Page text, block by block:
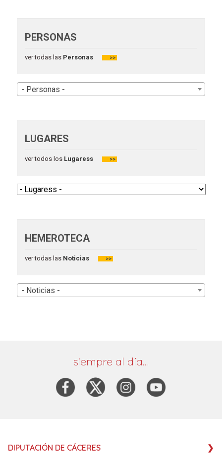
PERSONAS
ver todas lasPersonas >>
- Personas -
LUGARES
ver todos losLugaress >>
HEMEROTECA
ver todas lasNoticias >>
- Noticias -
siempre al día…
DIPUTACIÓN DE CÁCERES